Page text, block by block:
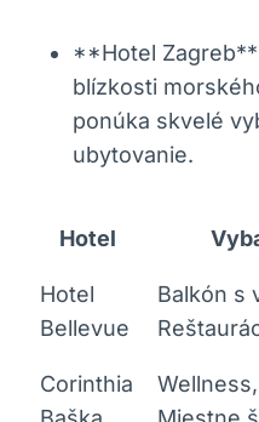
**Hotel
blízkosti
ponúka skvelé
ubytovanie.
Hotel
Hotel
Bellevue
Balkón s
Corinthia